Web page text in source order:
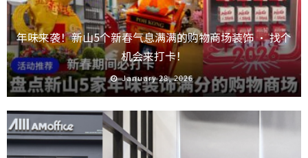
年味来袭！新山5个新春气息满满的购物商场装饰 · 找个
机会来打卡！
January 28, 2026